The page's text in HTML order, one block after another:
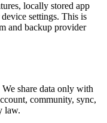
locally stored app
settings. This is
and backup provider
share data only with
community, sync,
law.